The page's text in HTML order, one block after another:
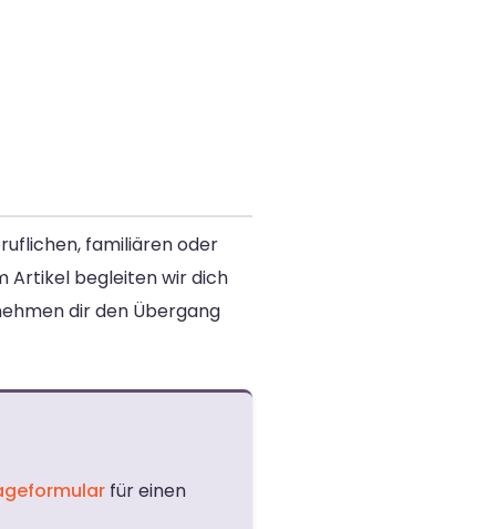
familiären oder
Artikel begleiten wir dich
dir den Übergang
für einen